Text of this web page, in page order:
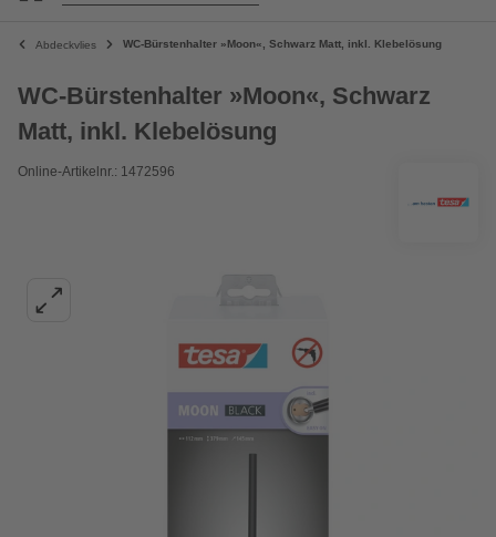
Abdeckvlies WC-Bürstenhalter »Moon«, Schwarz Matt, inkl. Klebelösung
WC-Bürstenhalter »Moon«, Schwarz
Matt, inkl. Klebelösung
Online-Artikelnr.: 1472596